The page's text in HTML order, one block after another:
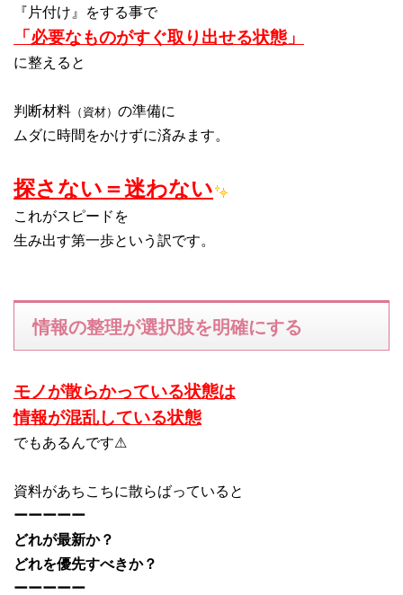
『片付け』をする事で
「必要なものがすぐ取り出せる状態」
に整えると
判断材料 （資材） の準備に
ムダに時間をかけずに済みます。
探さない＝迷わない
これがスピードを
生み出す第一歩という訳です。
情報の整理が選択肢を明確にする
モノが散らかっている状態は
情報が混乱している状態
でもあるんです⚠
資料があちこちに散らばっていると
ーーーーー
どれが最新か？
どれを優先すべきか？
ーーーーー